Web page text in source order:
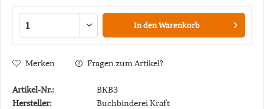
In denWarenkorb
Merken Fragen zum Artikel?
Artikel-Nr.:
BKB3
Hersteller:
Buchbinderei Kraft